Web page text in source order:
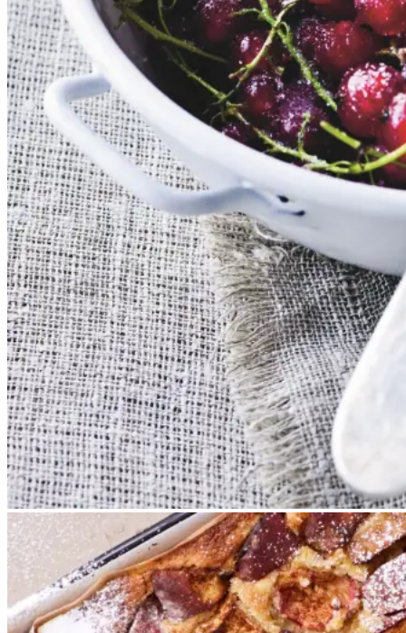
De rødlige bær er en sand
sommerklassiker. De har en frisk
og syrlig smag, som når de koges
op med sukker, udgør et dejligt
tilbehør til søde sager. De kan
serveres både til is, en kage eller
bare med letpisket flødeskum eller
skyr rørt lind med lidt mælk.